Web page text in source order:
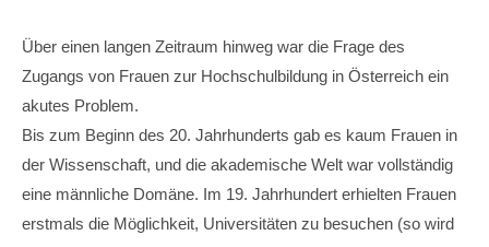
Über einen langen Zeitraum hinweg war die Frage des
Zugangs von Frauen zur Hochschulbildung in Österreich ein
akutes Problem.
Bis zum Beginn des 20. Jahrhunderts gab es kaum Frauen in
der Wissenschaft, und die akademische Welt war vollständig
eine männliche Domäne. Im 19. Jahrhundert erhielten Frauen
erstmals die Möglichkeit, Universitäten zu besuchen (so wird